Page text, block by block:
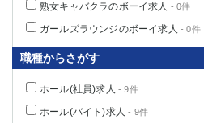
熟女キャバクラのボーイ求人 - 0件
ガールズラウンジのボーイ求人 - 0件
職種からさがす
ホール(社員)求人 - 9件
ホール(バイト)求人 - 9件